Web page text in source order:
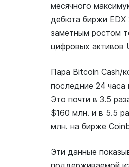
месячного
дебюта биржи EDX
заметным ростом
цифровых активов
Пара Bitcoin Cash/
последние 24
Это почти в 3.5
$160 млн. и в 5.5
млн. на бирже
Эти данные